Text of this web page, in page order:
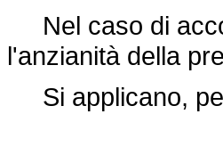
Nel caso di
l'anzianità della
Si applicano,